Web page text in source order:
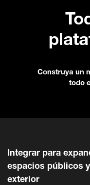
Construya un
todo
Integrar para
espacios públicos
exterior